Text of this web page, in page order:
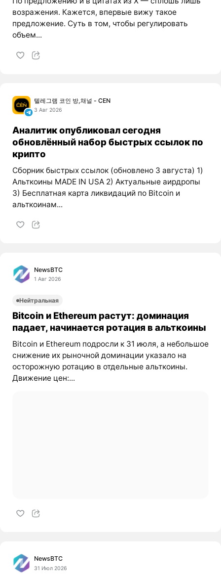
возражения. Кажется, впервые вижу такое
предложение. Суть в том, чтобы регулировать
объем...
텔레그램 코인 방,채널 - CEN
3 Авг 2026
Аналитик опубликовал сегодня
обновлённый набор быстрых ссылок по
крипто
Сборник быстрых ссылок (обновлено 3 августа) 1)
Альткоины MADE IN USA 2) Актуальные аирдропы
3) Бесплатная карта ликвидаций по Bitcoin и
альткоинам...
NewsBTC
1 Авг 2026
Нейтральная
Bitcoin и Ethereum растут: доминация
падает, начинается ротация в альткоины
Bitcoin и Ethereum подросли к 31 июля, а небольшое
снижение их рыночной доминации указало на
осторожную ротацию в отдельные альткоины.
Движение цен:...
NewsBTC
31 Июл 2026